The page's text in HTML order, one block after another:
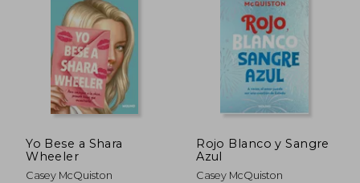
10% 50%
Yo Bese a Shara
Wheeler
Casey McQuiston
Rojo Blanco y Sangre
Azul
Casey McQuiston